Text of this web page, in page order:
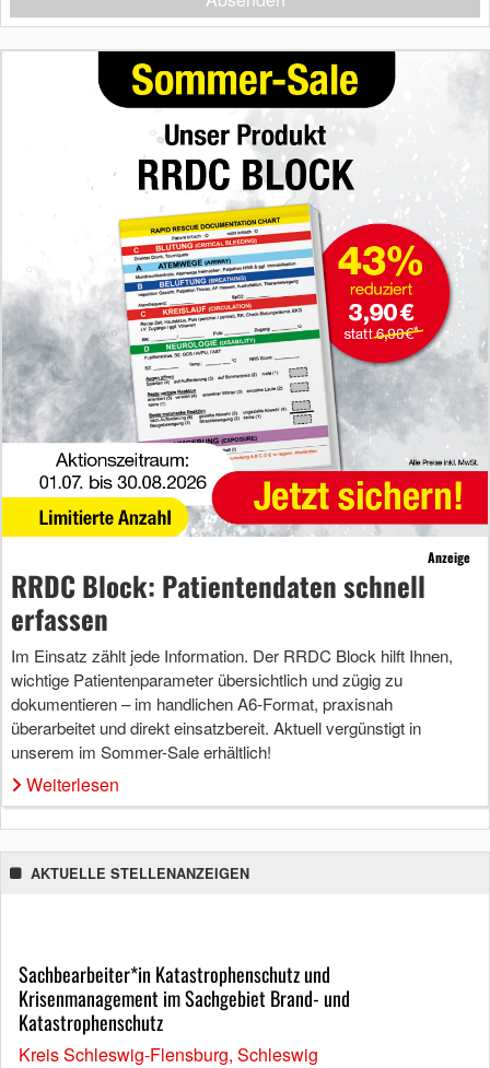
Anzeige
RRDC Block: Patientendaten schnell
erfassen
Im Einsatz zählt jede Information. Der RRDC Block hilft Ihnen,
wichtige Patientenparameter übersichtlich und zügig zu
dokumentieren – im handlichen A6-Format, praxisnah
überarbeitet und direkt einsatzbereit. Aktuell vergünstigt in
unserem im Sommer-Sale erhältlich!
Weiterlesen
AKTUELLE STELLENANZEIGEN
Sachbearbeiter*in Katastrophenschutz und
Krisenmanagement im Sachgebiet Brand- und
Katastrophenschutz
Kreis Schleswig-Flensburg, Schleswig